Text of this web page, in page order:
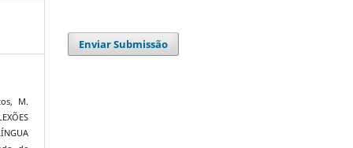
M.
Enviar Submissão